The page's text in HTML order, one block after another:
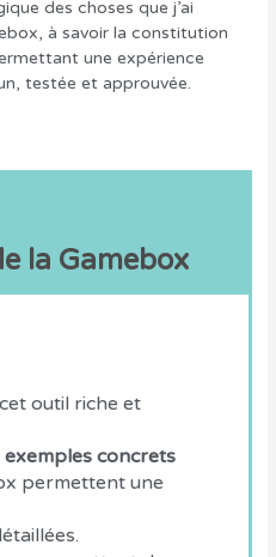
des choses que j’ai
à savoir la constitution
une expérience
testée et approuvée.
la Gamebox
outil riche et
concrets
permettent une